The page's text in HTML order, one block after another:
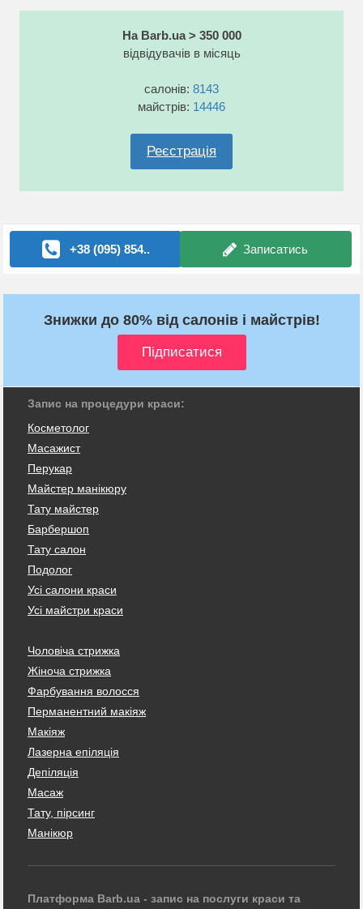
На Barb.ua > 350 000
відвідувачів в місяць
салонів: 8143
майстрів: 14446
Реєстрація
+38 (095) 854.. Записатись
Знижки до 80% від салонів і майстрів!
Запис на процедури краси:
Косметолог
Масажист
Перукар
Майстер манікюру
Тату майстер
Барбершоп
Тату салон
Подолог
Усі салони краси
Усі майстри краси
Чоловіча стрижка
Жіноча стрижка
Фарбування волосся
Перманентний макіяж
Макіяж
Лазерна епіляція
Депіляція
Масаж
Тату, пірсинг
Манікюр
Платформа Barb.ua - запис на послуги краси та